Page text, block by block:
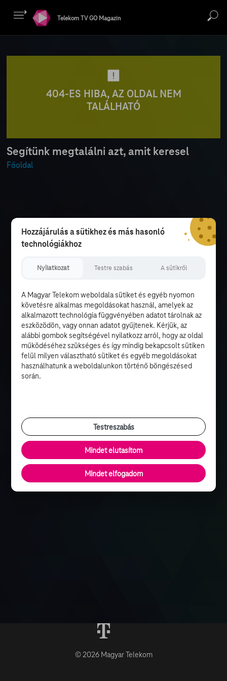
Telekom TV GO Magazin
404-ES HIBA, AZ OLDAL NEM
TALÁLHATÓ
Segítünk megtalálni azt, amit keresel
Főoldal
© 2026 Magyar Telekom
Hozzájárulás a sütikhez és más hasonló
technológiákhoz
Nyilatkozat Testre szabás A sütikről
A Magyar Telekom weboldala sütiket és egyéb nyomon
követésre alkalmas megoldásokat használ, amelyek az
alkalmazott technológia függvényében adatot tárolnak az
eszközödön, vagy onnan adatot gyűjtenek. Kérjük, az
alábbi gombok segítségével nyilatkozz arról, hogy az oldal
működéséhez szükséges és így mindig bekapcsolt sütiken
felül milyen választható sütiket és egyéb megoldásokat
használhatunk a weboldalunkon történő böngészésed
során.
Testreszabás
Mindet elutasítom
Mindet elfogadom